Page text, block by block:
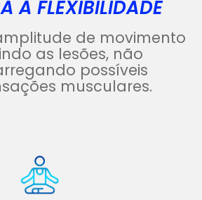
A FLEXIBILIDADE
de movimento
as lesões, não
possíveis
musculares.